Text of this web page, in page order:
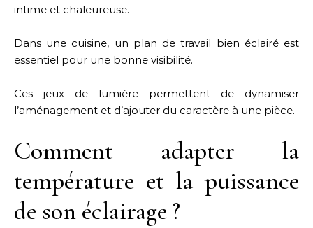
intime et chaleureuse.
Dans une cuisine, un plan de travail bien éclairé est
essentiel pour une bonne visibilité.
Ces jeux de lumière permettent de dynamiser
l’aménagement et d’ajouter du caractère à une pièce.
Comment adapter la
température et la puissance
de son éclairage ?